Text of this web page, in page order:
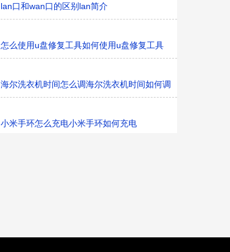
lan口和wan口的区别lan简介
怎么使用u盘修复工具如何使用u盘修复工具
海尔洗衣机时间怎么调海尔洗衣机时间如何调
小米手环怎么充电小米手环如何充电